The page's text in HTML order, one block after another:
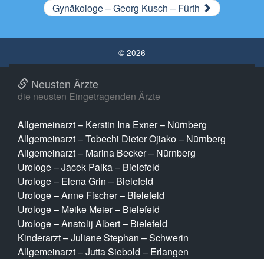
Gynäkologe – Georg Kusch – Fürth
© 2026
Neusten Ärzte
die neusten Eingetragenden Ärzte
Allgemeinarzt – Kerstin Ina Exner – Nürnberg
Allgemeinarzt – Tobechi Dieter Ojiako – Nürnberg
Allgemeinarzt – Marina Becker – Nürnberg
Urologe – Jacek Palka – Bielefeld
Urologe – Elena Grin – Bielefeld
Urologe – Anne Fischer – Bielefeld
Urologe – Meike Meier – Bielefeld
Urologe – Anatolij Albert – Bielefeld
Kinderarzt – Juliane Stephan – Schwerin
Allgemeinarzt – Jutta Siebold – Erlangen